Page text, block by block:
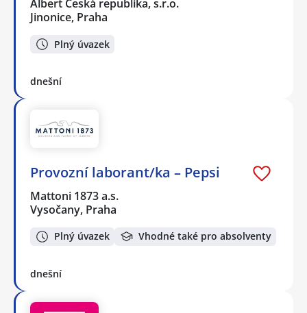
Albert Česká republika, s.r.o.
Jinonice, Praha
Plný úvazek
dnešní
Provozní laborant/ka – Pepsi
Mattoni 1873 a.s.
Vysočany, Praha
Plný úvazek Vhodné také pro absolventy
dnešní